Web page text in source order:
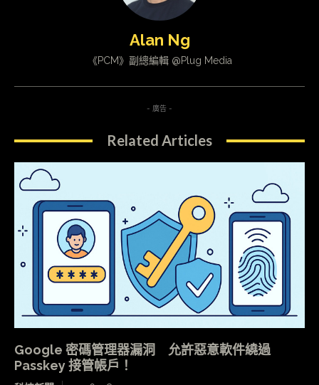
Alan Ng
《PCM》副總編輯 @Plug Media
- 廣告 -
Related Articles
Google 密碼管理器漏洞 允許惡意軟件繞過
Passkey 接管帳戶！